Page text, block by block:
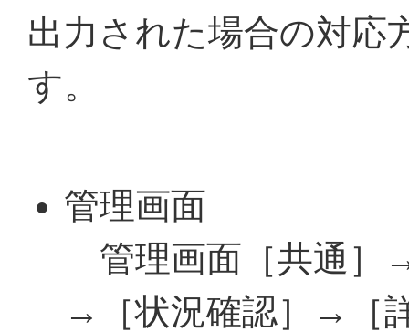
出力された場合の対応
す。
管理画面
管理画面［共通］
→［状況確認］→［